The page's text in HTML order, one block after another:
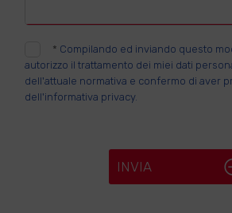
* Compilando ed inviando questo
autorizzo il trattamento dei miei dati
dell'attuale normativa e confermo di aver
dell'informativa privacy.
INVIA